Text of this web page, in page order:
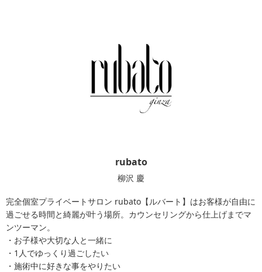
rubato
柳沢 慶
完全個室プライベートサロン rubato【ルバート】はお客様が自由に
過ごせる時間と綺麗が叶う場所。カウンセリングから仕上げまでマ
ンツーマン。
・お子様や大切な人と一緒に
・1人でゆっくり過ごしたい
・施術中に好きな事をやりたい